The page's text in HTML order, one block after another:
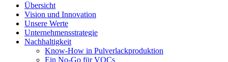
Übersicht
Vision und Innovation
Unsere Werte
Unternehmensstrategie
Nachhaltigkeit
Know-How in Pulverlackproduktion
Ein No-Go für VOCs